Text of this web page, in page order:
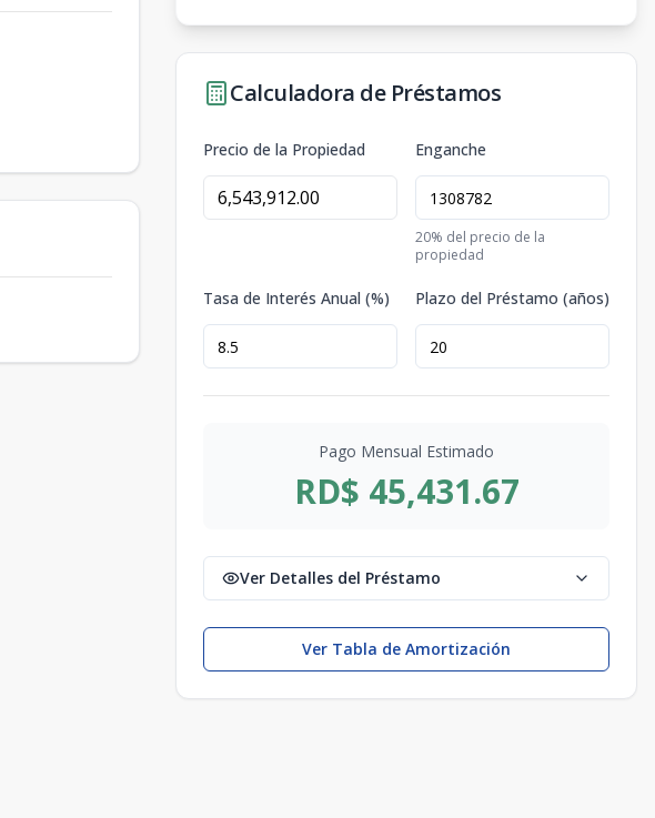
Calculadora de Préstamos
Precio de la Propiedad Enganche
20% del precio de la
propiedad
Tasa de Interés Anual (%) Plazo del Préstamo (años)
Pago Mensual Estimado
RD$ 45,431.67
Ver Detalles del Préstamo
Ver Tabla de Amortización